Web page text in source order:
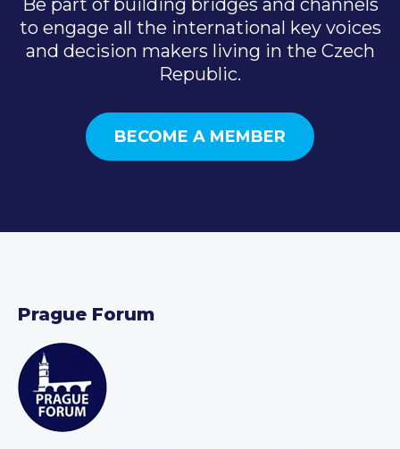
Be part of building bridges and channels
to engage all the international key voices
and decision makers living in the Czech
Republic.
BECOME A MEMBER
Prague Forum